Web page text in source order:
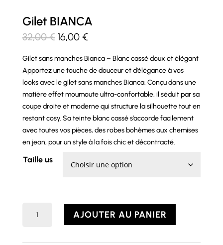
Gilet BIANCA
32,00€ Le
initial
était :
32,00 €.
16,00 €Le
actuel
est :
16,00 €.
Gilet sans manches Bianca – Blanc cassé doux et élégant
Apportez une touche de douceur et d’élégance à vos
looks avec le gilet sans manches Bianca. Conçu dans une
matière effet moumoute ultra-confortable, il séduit par sa
coupe droite et moderne qui structure la silhouette tout en
restant cosy. Sa teinte blanc cassé s’accorde facilement
avec toutes vos pièces, des robes bohèmes aux chemises
en jean, pour un style à la fois chic et décontracté.
Taille us
AJOUTER AU PANIER